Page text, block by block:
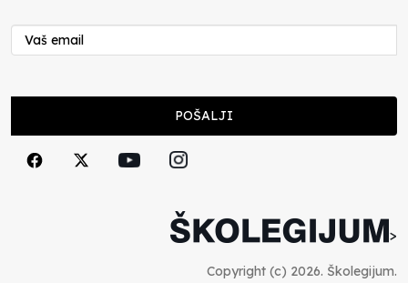
Nenad Veličković
29.10.2024
Cuke i djeca
POŠALJI
>
Copyright (c) 2026. Školegijum.